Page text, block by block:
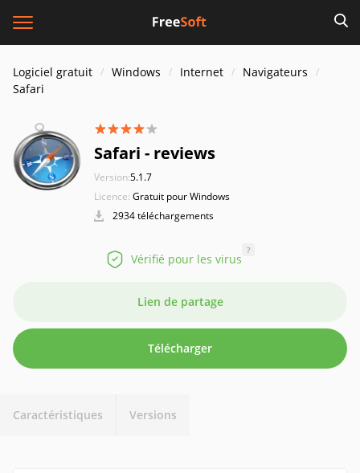
Logiciel gratuit Windows Internet
Navigateurs
Safari
Safari - reviews
Version:5.1.7
Licence: Gratuit pour Windows
2934 téléchargements
Vérifié pour les virus
?
Lien de partage
Télécharger
Caractéristiques Versions